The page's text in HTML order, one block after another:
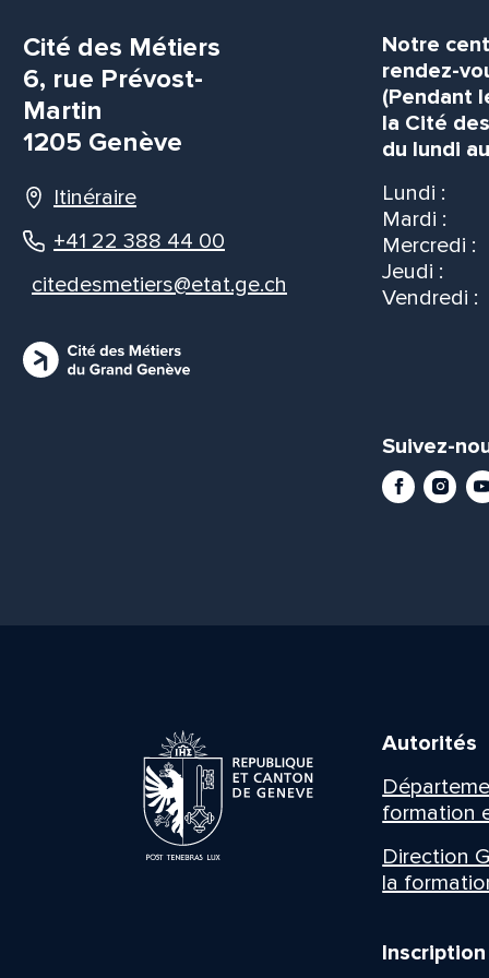
Cité des Métiers
6, rue Prévost-
Martin
1205 Genève
Itinéraire
+41 22 388 44 00
citedesmetiers@etat.ge.ch
Notre
rendez-
(Pendant
la Cité
du lundi
Lundi :
Mardi :
Mercredi :
Jeudi :
Vendredi :
Suivez-
Facebook
Autorités
formation
Direction
la